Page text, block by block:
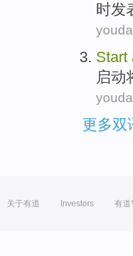
时发
Start
启动
更多双
关于有道 Investors 有道